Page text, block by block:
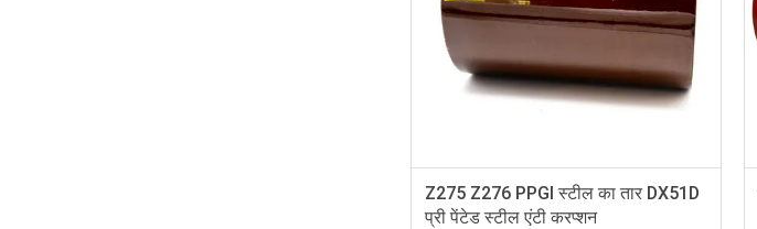
Z275 Z276 PPGI स्टील का तार DX51D
प्री पेंटेड स्टील एंटी करप्शन